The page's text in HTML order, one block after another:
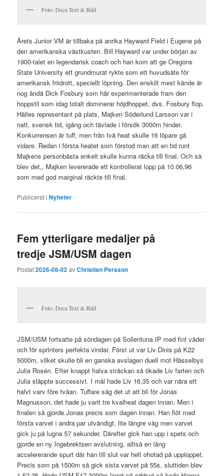
Foto: Deca Text & Bild
Årets Junior VM är tillbaka på anrika Hayward Field i Eugene på
den amerikanska västkusten. Bill Hayward var under början av
1900-talet en legendarisk coach och han kom att ge Oregons
State University ett grundmurat rykte som ett huvudsäte för
amerikansk friidrott, speciellt löpning. Den enskilt mest kände är
nog ändå Dick Fosbury som här experimenterade fram den
hoppstil som idag totalt dominerar höjdhoppet, dvs. Fosbury flop.
Hälles representant på plats, Majken Söderlund Larsson var i
natt, svensk tid, igång och tävlade i försök 3000m hinder.
Konkurrensen är tuff, men från två heat skulle 16 löpare gå
vidare. Redan i första heatet som förstod man att en tid runt
Majkens personbästa enkelt skulle kunna räcka till final. Och så
blev det,, Majken levererade ett kontrollerat lopp på 10.06,96
som med god marginal räckte till final.
Publicerat i Nyheter
Fem ytterligare medaljer på
tredje JSM/USM dagen
Postat2026-08-02avChristian Persson
Foto: Deca Text & Bild
JSM/USM fortsatte på söndagen på Sollentuna IP med fint väder
och för sprinters perfekta vindar. Först ut var Liv Dinis på K22
5000m, vilket skulle bli en ganska avslagen duell mot Hässelbys
Julia Rosén. Efter knappt halva sträckan så ökade Liv farten och
Julia släppte successivt. I mål hade Liv 16,35 och var nära ett
halvt varv före tvåan. Tuffare såg det ut att bli för Jonas
Magnusson, det hade ju varit tre kvalheat dagen innan. Men i
finalen så gjorde Jonas precis som dagen innan. Han flöt med
första varvet i andra par utvändigt, lite längre väg men varvet
gick ju på lugna 57 sekunder. Därefter gick han upp i spets och
gjorde en ny Ingebrektsen avslutning, alltså en lång
accelererande spurt där han till slut var helt ohotad på upploppet.
Precis som på 1500m så gick sista varvet på 55s, sluttiden blev